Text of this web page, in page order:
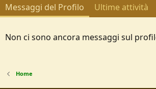
Messaggi del Profilo Ultime attività
Non ci sono ancora messaggi sul
Home